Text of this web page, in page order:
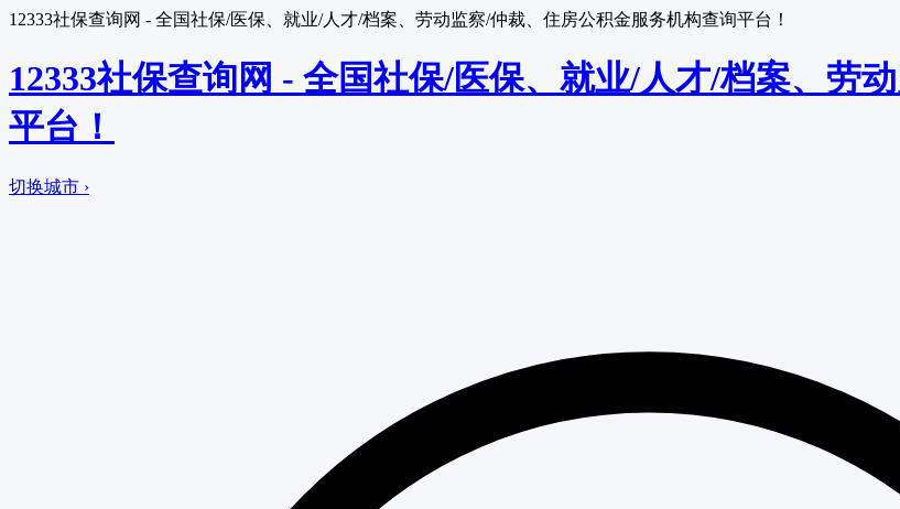
12333社保查询网 - 全国社保/医保、就业/人才/档案、劳动监察/仲裁、住房公积金服务机构查询平台！
12333社保查询网 - 全国社保/医保、就业/人才/档案、劳
平台！
切换城市 ›